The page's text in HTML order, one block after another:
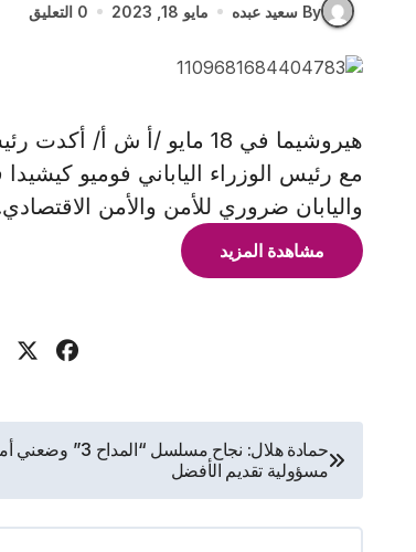
By سعيد عبده مايو 18, 2023 0 التعليق
هيروشيما في 18 مايو /أ ش
مع رئيس الوزراء الياباني فوميو كيشيدا
واليابان ضروري للأمن والأمن
مشاهدة المزيد
تصفّح
المقالات
حمادة هلال: نجاح مسلسل “المداح 3”
مسؤولية تقديم الأفضل